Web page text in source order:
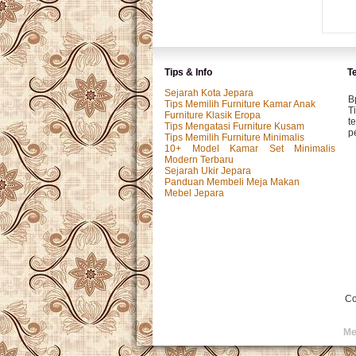
Tips & Info
Sejarah Kota Jepara
Tips Memilih Furniture Kamar Anak
Furniture Klasik Eropa
Tips Mengatasi Furniture Kusam
Tips Memilih Furniture Minimalis
10+ Model Kamar Set Minimalis
Modern Terbaru
Sejarah Ukir Jepara
Panduan Membeli Meja Makan
Mebel Jepara